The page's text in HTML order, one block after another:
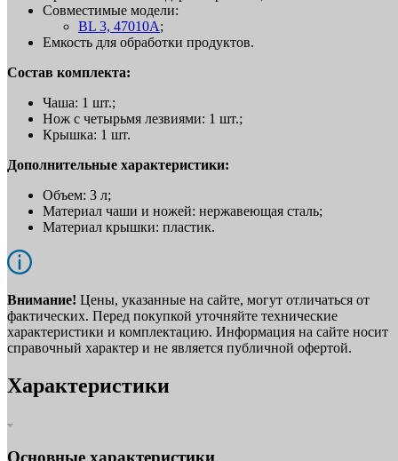
Совместимые модели:
BL 3, 47010A;
Емкость для обработки продуктов.
Состав комплекта:
Чаша: 1 шт.;
Нож с четырьмя лезвиями: 1 шт.;
Крышка: 1 шт.
Дополнительные характеристики:
Объем: 3 л;
Материал чаши и ножей: нержавеющая сталь;
Материал крышки: пластик.
Внимание! Цены, указанные на сайте, могут отличаться от
фактических. Перед покупкой уточняйте технические
характеристики и комплектацию. Информация на сайте носит
справочный характер и не является публичной офертой.
Характеристики
Основные характеристики